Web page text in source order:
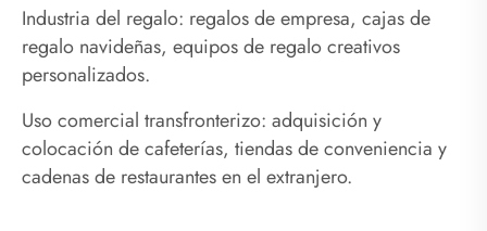
Industria del regalo: regalos de empresa, cajas de
regalo navideñas, equipos de regalo creativos
personalizados.
Uso comercial transfronterizo: adquisición y
colocación de cafeterías, tiendas de conveniencia y
cadenas de restaurantes en el extranjero.